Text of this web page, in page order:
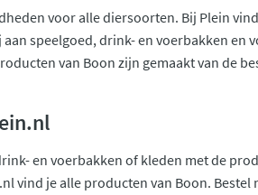
voor alle diersoorten. Bij Plein
speelgoed, drink- en voerbakken en
van Boon zijn gemaakt van de
en voerbakken of kleden met de
vind je alle producten van Boon.